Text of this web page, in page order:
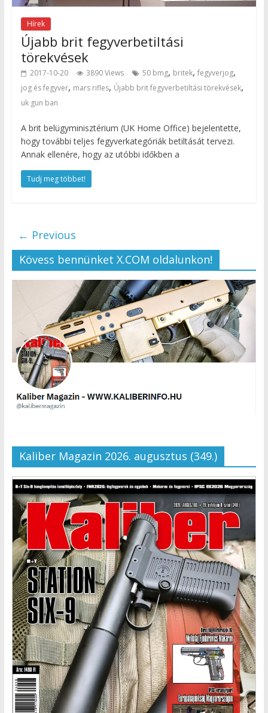
Hírek
Újabb brit fegyverbetiltási
törekvések
2017-10-20 3890 Views 50 bmg, britek, fegyverjog,
jog és fegyver, mars rifles, Újabb brit fegyverbetiltási törekvések,
uk gun ban
A brit belügyminisztérium (UK Home Office) bejelentette,
hogy további teljes fegyverkategóriák betiltását tervezi.
Annak ellenére, hogy az utóbbi időkben a
Tudj meg többet!
← Previous
Kövess bennünket X.COM oldalunkon!
Kaliber Magazin 2026. augusztus (349.)